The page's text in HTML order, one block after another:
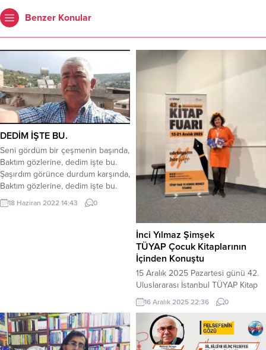
Benzer Konular
DEDİM İŞTE BU.
Seni gördüm bir çeşmenin başında,
Baktım gözlerine, dedim işte bu.
Şaşırdım görünce durdum karşında,
Baktım gözlerine, dedim işte bu.
İrkildim kendimden geçmişim bir
an, İstedim orada durmalı zaman,
18 Haziran 2022 14:43 0
İnci Yılmaz Şimşek
TÜYAP Çocuk Kitaplarının
İçinden Konuştu
15 Aralık 2025 Pazartesi günü 42.
Uluslararası İstanbul TÜYAP Kitap
Fuarı, çocuk edebiyatını merkeze
alan önemli bir buluşmaya ev
sahipliği yaptı. Çocuk kitapları art
arda baskı yenileyen, yazar İnci
Yılmaz Şimşek’in TÜYAP söyleşisi,
16 Aralık 2025 22:36 0